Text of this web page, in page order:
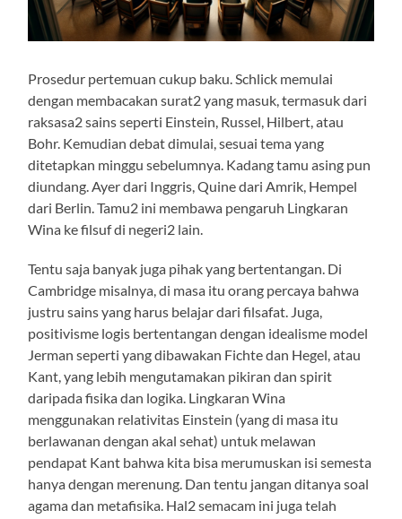
Prosedur pertemuan cukup baku. Schlick memulai
dengan membacakan surat2 yang masuk, termasuk dari
raksasa2 sains seperti Einstein, Russel, Hilbert, atau
Bohr. Kemudian debat dimulai, sesuai tema yang
ditetapkan minggu sebelumnya. Kadang tamu asing pun
diundang. Ayer dari Inggris, Quine dari Amrik, Hempel
dari Berlin. Tamu2 ini membawa pengaruh Lingkaran
Wina ke filsuf di negeri2 lain.
Tentu saja banyak juga pihak yang bertentangan. Di
Cambridge misalnya, di masa itu orang percaya bahwa
justru sains yang harus belajar dari filsafat. Juga,
positivisme logis bertentangan dengan idealisme model
Jerman seperti yang dibawakan Fichte dan Hegel, atau
Kant, yang lebih mengutamakan pikiran dan spirit
daripada fisika dan logika. Lingkaran Wina
menggunakan relativitas Einstein (yang di masa itu
berlawanan dengan akal sehat) untuk melawan
pendapat Kant bahwa kita bisa merumuskan isi semesta
hanya dengan merenung. Dan tentu jangan ditanya soal
agama dan metafisika. Hal2 semacam ini juga telah